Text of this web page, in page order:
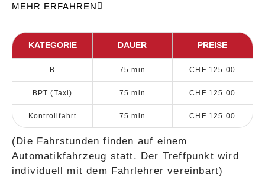
MEHR ERFAHREN
KATEGORIE DAUER PREISE
B 75 min CHF 125.00
BPT (Taxi) 75 min CHF 125.00
Kontrollfahrt 75 min CHF 125.00
(Die Fahrstunden finden auf einem
Automatikfahrzeug statt. Der Treffpunkt wird
individuell mit dem Fahrlehrer vereinbart)